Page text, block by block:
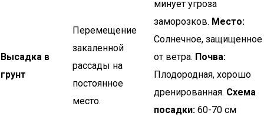
Высадка в
грунт
Перемещение
закаленной
рассады на
постоянное
место.
минует угроза
заморозков. Место:
Солнечное, защищенное
от ветра. Почва:
Плодородная, хорошо
дренированная. Схема
посадки: 60-70 см